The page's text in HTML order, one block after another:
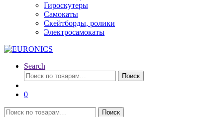
Гироскутеры
Самокаты
Скейтборды, ролики
Электросамокаты
Search
Искать:
Поиск
0
Искать:
Поиск